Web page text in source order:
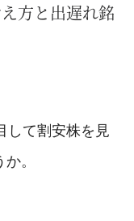
方と出遅れ銘
して割安株を見
。